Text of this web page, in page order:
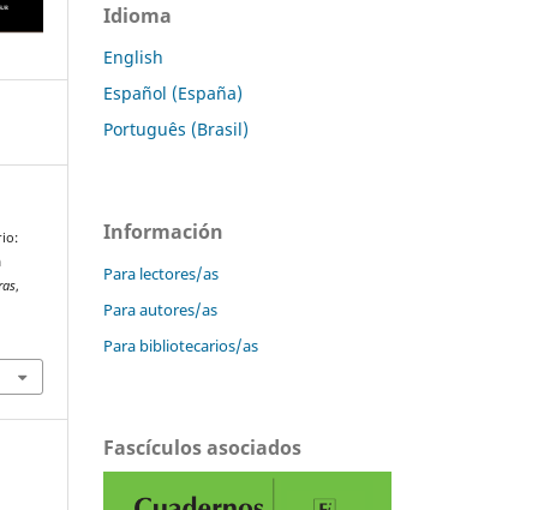
,
Idioma
English
Español (España)
Português (Brasil)
Información
Para lectores/as
Para autores/as
Para bibliotecarios/as
Fascículos asociados